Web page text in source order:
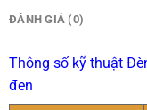
ĐÁNH GIÁ (0)
Thông số kỹ thuật
đen